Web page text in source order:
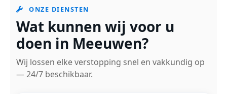
ONZE DIENSTEN
Wat kunnen wij voor u
doen in Meeuwen?
Wij lossen elke verstopping snel en vakkundig op
— 24/7 beschikbaar.